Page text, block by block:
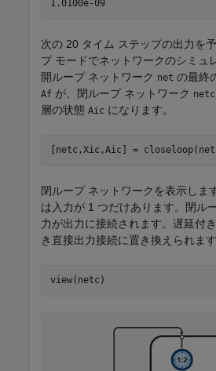
1.0100e-09
次の 20 タイム ステップの出力を
プ モードでネットワークのシミュ
開ループ ネットワーク net の最終
Af が、閉ループ ネットワーク netc
層の状態 Aic になります。
[netc,Xic,Aic] =
閉ループ ネットワークを表示しま
は入力が 1 つだけあります。閉ル
力が出力に接続されます。遅延付
き直接出力接続に置き換えられます
view(netc)